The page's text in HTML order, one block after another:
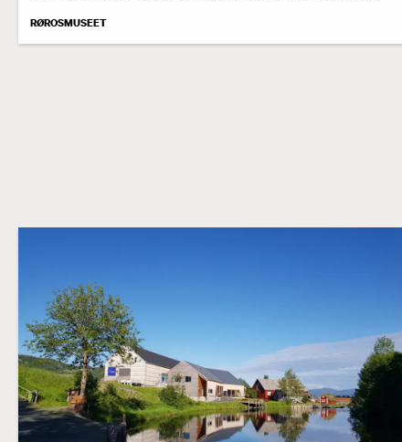
RØROSMUSEET